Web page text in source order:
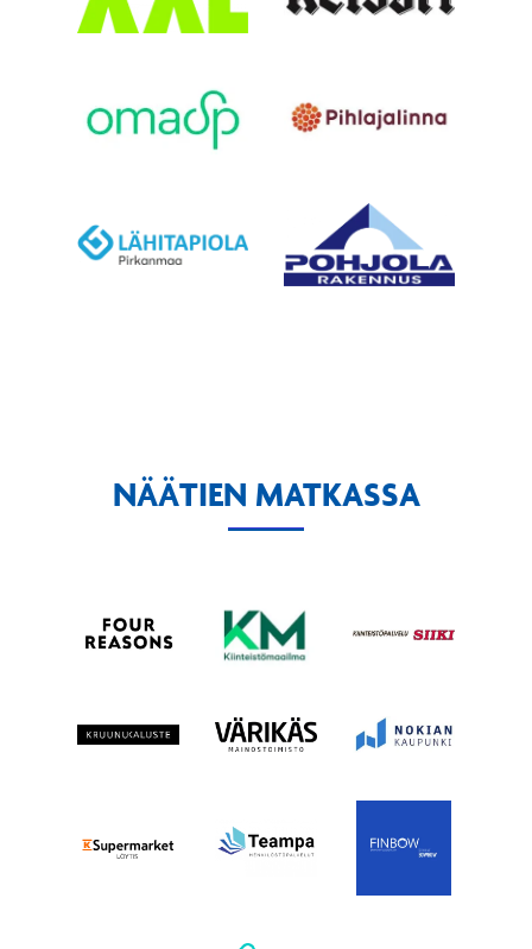
NÄÄTIEN MATKASSA